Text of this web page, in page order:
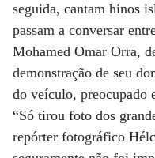
seguida, cantam hinos
passam a conversar
Mohamed Omar Orra,
demonstração de seu
do veículo, preocupado
“Só tirou foto dos
repórter fotográfico